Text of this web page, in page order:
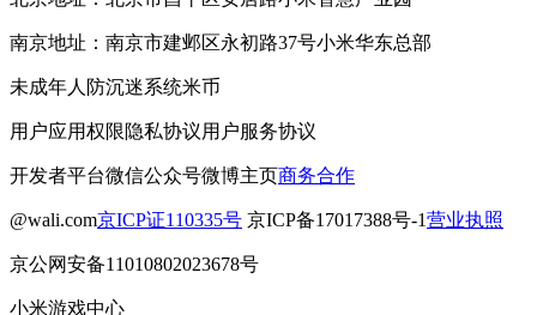
南京地址：南京市建邺区永初路37号小米华东总部
未成年人防沉迷系统米币
用户应用权限隐私协议用户服务协议
开发者平台微信公众号微博主页商务合作
@wali.com京ICP证110335号 京ICP备17017388号-1营业执照
京公网安备11010802023678号
小米游戏中心